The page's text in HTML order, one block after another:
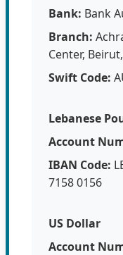
Bank: Bank
Branch:
Center,
Swift Code:
Lebanese
Account
IBAN Code:
7158 0156
US Dollar
Account